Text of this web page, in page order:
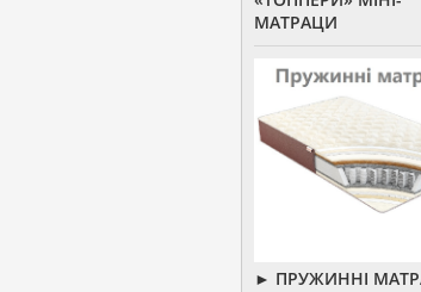
МАТРАЦИ
► ПРУЖИННІ